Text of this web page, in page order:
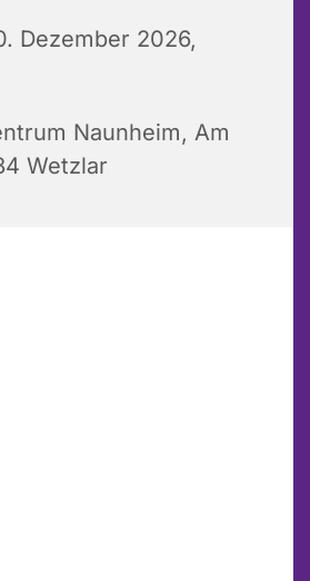
Dezember 2026,
Naunheim, Am
Wetzlar